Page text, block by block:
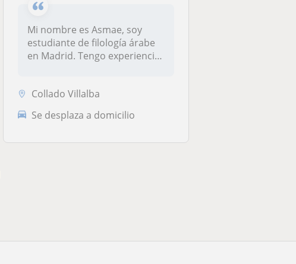
Mi nombre es Asmae, soy
estudiante de filología árabe
en Madrid. Tengo experiencia
Collado Villalba
Se desplaza a domicilio